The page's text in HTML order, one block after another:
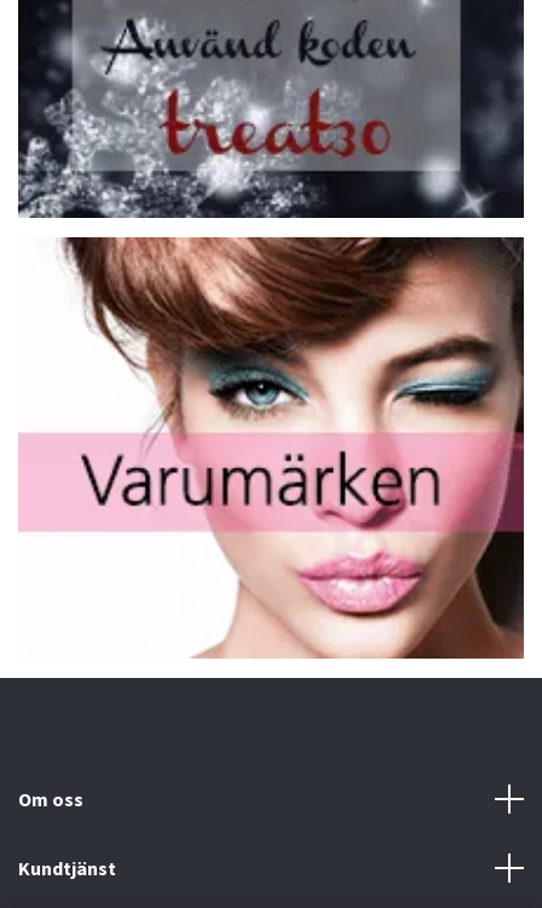
Om oss
Kundtjänst